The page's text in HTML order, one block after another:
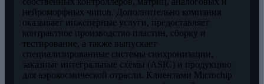
нейроморфных чипов. Дополнительно компания
оказывает инженерные услуги, предоставляет
контрактное производство пластин, сборку и
тестирование, а также выпускает
специализированные системы синхронизации,
заказные интегральные схемы (ASIC) и продукцию
для аэрокосмической отрасли. Клиентами Microchip